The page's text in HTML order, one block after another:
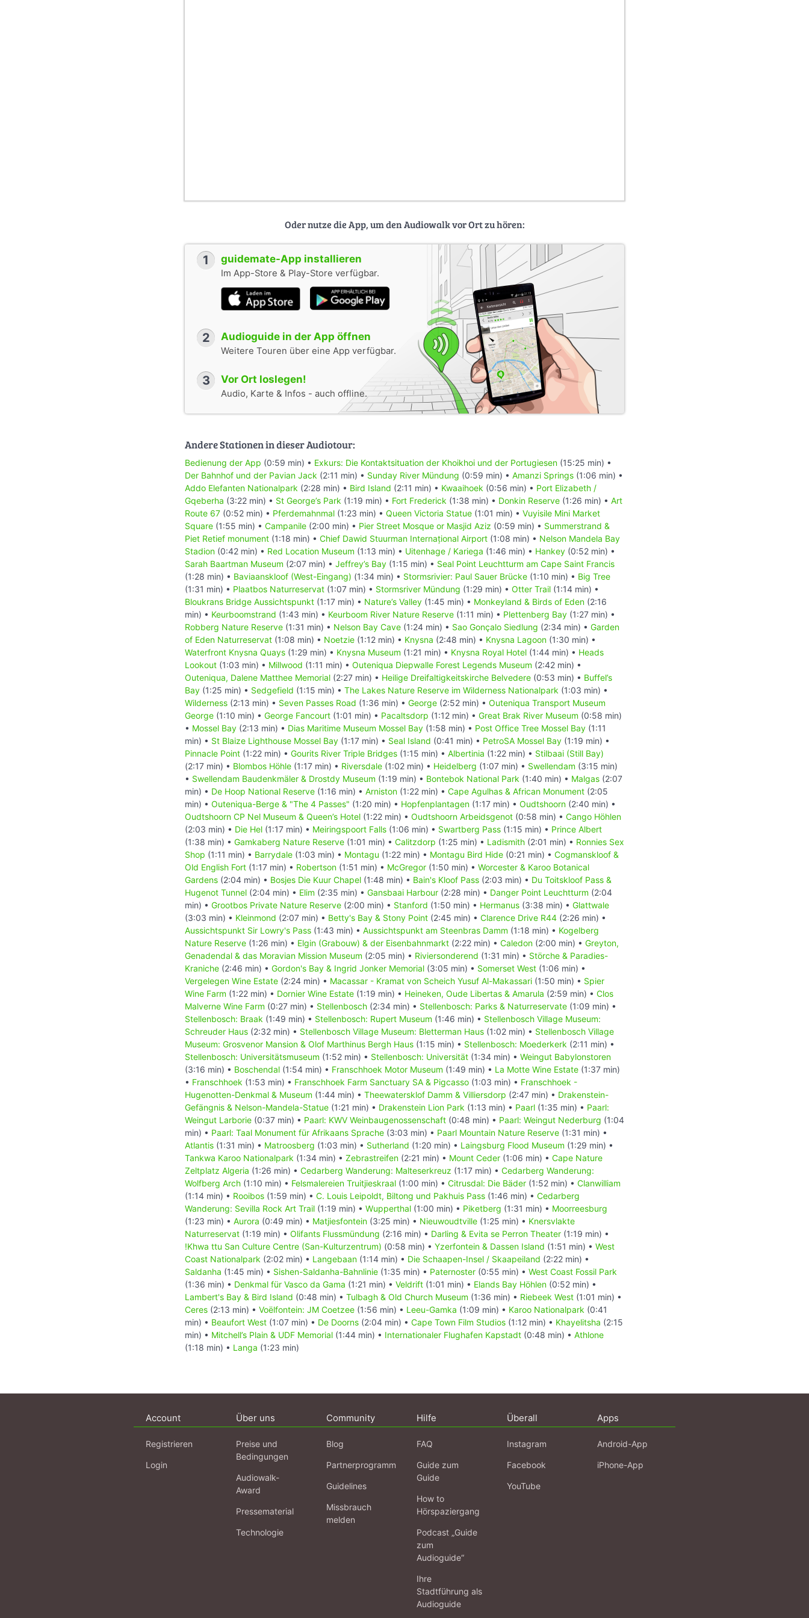
Oder nutze die App, um den Audiowalk vor Ort zu hören:
1 guidemate-App installieren
Im App-Store & Play-Store verfügbar.
2 Audioguide in der App öffnen
Weitere Touren über eine App verfügbar.
3 Vor Ort loslegen!
Audio, Karte & Infos - auch offline.
Andere Stationen in dieser Audiotour:
Bedienung der App (0:59 min) • Exkurs: Die Kontaktsituation der Khoikhoi und der Portugiesen (15:25 min) •
Der Bahnhof und der Pavian Jack (2:11 min) • Sunday River Mündung (0:59 min) • Amanzi Springs (1:06 min) •
Addo Elefanten Nationalpark (2:28 min) • Bird Island (2:11 min) • Kwaaihoek (0:56 min) • Port Elizabeth /
Gqeberha (3:22 min) • St George’s Park (1:19 min) • Fort Frederick (1:38 min) • Donkin Reserve (1:26 min) • Art
Route 67 (0:52 min) • Pferdemahnmal (1:23 min) • Queen Victoria Statue (1:01 min) • Vuyisile Mini Market
Square (1:55 min) • Campanile (2:00 min) • Pier Street Mosque or Masjid Aziz (0:59 min) • Summerstrand &
Piet Retief monument (1:18 min) • Chief Dawid Stuurman Internațional Airport (1:08 min) • Nelson Mandela Bay
Stadion (0:42 min) • Red Location Museum (1:13 min) • Uitenhage / Kariega (1:46 min) • Hankey (0:52 min) •
Sarah Baartman Museum (2:07 min) • Jeffrey’s Bay (1:15 min) • Seal Point Leuchtturm am Cape Saint Francis
(1:28 min) • Baviaanskloof (West-Eingang) (1:34 min) • Stormsrivier: Paul Sauer Brücke (1:10 min) • Big Tree
(1:31 min) • Plaatbos Naturreservat (1:07 min) • Stormsriver Mündung (1:29 min) • Otter Trail (1:14 min) •
Bloukrans Bridge Aussichtspunkt (1:17 min) • Nature’s Valley (1:45 min) • Monkeyland & Birds of Eden (2:16
min) • Keurboomstrand (1:43 min) • Keurboom River Nature Reserve (1:11 min) • Plettenberg Bay (1:27 min) •
Robberg Nature Reserve (1:31 min) • Nelson Bay Cave (1:24 min) • Sao Gonçalo Siedlung (2:34 min) • Garden
of Eden Naturreservat (1:08 min) • Noetzie (1:12 min) • Knysna (2:48 min) • Knysna Lagoon (1:30 min) •
Waterfront Knysna Quays (1:29 min) • Knysna Museum (1:21 min) • Knysna Royal Hotel (1:44 min) • Heads
Lookout (1:03 min) • Millwood (1:11 min) • Outeniqua Diepwalle Forest Legends Museum (2:42 min) •
Outeniqua, Dalene Matthee Memorial (2:27 min) • Heilige Dreifaltigkeitskirche Belvedere (0:53 min) • Buffel’s
Bay (1:25 min) • Sedgefield (1:15 min) • The Lakes Nature Reserve im Wilderness Nationalpark (1:03 min) •
Wilderness (2:13 min) • Seven Passes Road (1:36 min) • George (2:52 min) • Outeniqua Transport Museum
George (1:10 min) • George Fancourt (1:01 min) • Pacaltsdorp (1:12 min) • Great Brak River Museum (0:58 min)
• Mossel Bay (2:13 min) • Dias Maritime Museum Mossel Bay (1:58 min) • Post Office Tree Mossel Bay (1:11
min) • St Blaize Lighthouse Mossel Bay (1:17 min) • Seal Island (0:41 min) • PetroSA Mossel Bay (1:19 min) •
Pinnacle Point (1:22 min) • Gourits River Triple Bridges (1:15 min) • Albertinia (1:22 min) • Stilbaai (Still Bay)
(2:17 min) • Blombos Höhle (1:17 min) • Riversdale (1:02 min) • Heidelberg (1:07 min) • Swellendam (3:15 min)
• Swellendam Baudenkmäler & Drostdy Museum (1:19 min) • Bontebok National Park (1:40 min) • Malgas (2:07
min) • De Hoop National Reserve (1:16 min) • Arniston (1:22 min) • Cape Agulhas & African Monument (2:05
min) • Outeniqua-Berge & "The 4 Passes" (1:20 min) • Hopfenplantagen (1:17 min) • Oudtshoorn (2:40 min) •
Oudtshoorn CP Nel Museum & Queen’s Hotel (1:22 min) • Oudtshoorn Arbeidsgenot (0:58 min) • Cango Höhlen
(2:03 min) • Die Hel (1:17 min) • Meiringspoort Falls (1:06 min) • Swartberg Pass (1:15 min) • Prince Albert
(1:38 min) • Gamkaberg Nature Reserve (1:01 min) • Calitzdorp (1:25 min) • Ladismith (2:01 min) • Ronnies Sex
Shop (1:11 min) • Barrydale (1:03 min) • Montagu (1:22 min) • Montagu Bird Hide (0:21 min) • Cogmanskloof &
Old English Fort (1:17 min) • Robertson (1:51 min) • McGregor (1:50 min) • Worcester & Karoo Botanical
Gardens (2:04 min) • Bosjes Die Kuur Chapel (1:48 min) • Bain's Kloof Pass (2:03 min) • Du Toitskloof Pass &
Hugenot Tunnel (2:04 min) • Elim (2:35 min) • Gansbaai Harbour (2:28 min) • Danger Point Leuchtturm (2:04
min) • Grootbos Private Nature Reserve (2:00 min) • Stanford (1:50 min) • Hermanus (3:38 min) • Glattwale
(3:03 min) • Kleinmond (2:07 min) • Betty's Bay & Stony Point (2:45 min) • Clarence Drive R44 (2:26 min) •
Aussichtspunkt Sir Lowry's Pass (1:43 min) • Aussichtspunkt am Steenbras Damm (1:18 min) • Kogelberg
Nature Reserve (1:26 min) • Elgin (Grabouw) & der Eisenbahnmarkt (2:22 min) • Caledon (2:00 min) • Greyton,
Genadendal & das Moravian Mission Museum (2:05 min) • Riviersonderend (1:31 min) • Störche & Paradies-
Kraniche (2:46 min) • Gordon's Bay & Ingrid Jonker Memorial (3:05 min) • Somerset West (1:06 min) •
Vergelegen Wine Estate (2:24 min) • Macassar - Kramat von Scheich Yusuf Al-Makassari (1:50 min) • Spier
Wine Farm (1:22 min) • Dornier Wine Estate (1:19 min) • Heineken, Oude Libertas & Amarula (2:59 min) • Clos
Malverne Wine Farm (0:27 min) • Stellenbosch (2:34 min) • Stellenbosch: Parks & Naturreservate (1:09 min) •
Stellenbosch: Braak (1:49 min) • Stellenbosch: Rupert Museum (1:46 min) • Stellenbosch Village Museum:
Schreuder Haus (2:32 min) • Stellenbosch Village Museum: Bletterman Haus (1:02 min) • Stellenbosch Village
Museum: Grosvenor Mansion & Olof Marthinus Bergh Haus (1:15 min) • Stellenbosch: Moederkerk (2:11 min) •
Stellenbosch: Universitätsmuseum (1:52 min) • Stellenbosch: Universität (1:34 min) • Weingut Babylonstoren
(3:16 min) • Boschendal (1:54 min) • Franschhoek Motor Museum (1:49 min) • La Motte Wine Estate (1:37 min)
• Franschhoek (1:53 min) • Franschhoek Farm Sanctuary SA & Pigcasso (1:03 min) • Franschhoek -
Hugenotten-Denkmal & Museum (1:44 min) • Theewatersklof Damm & Villiersdorp (2:47 min) • Drakenstein-
Gefängnis & Nelson-Mandela-Statue (1:21 min) • Drakenstein Lion Park (1:13 min) • Paarl (1:35 min) • Paarl:
Weingut Larborie (0:37 min) • Paarl: KWV Weinbaugenossenschaft (0:48 min) • Paarl: Weingut Nederburg (1:04
min) • Paarl: Taal Monument für Afrikaans Sprache (3:03 min) • Paarl Mountain Nature Reserve (1:31 min) •
Atlantis (1:31 min) • Matroosberg (1:03 min) • Sutherland (1:20 min) • Laingsburg Flood Museum (1:29 min) •
Tankwa Karoo Nationalpark (1:34 min) • Zebrastreifen (2:21 min) • Mount Ceder (1:06 min) • Cape Nature
Zeltplatz Algeria (1:26 min) • Cedarberg Wanderung: Malteserkreuz (1:17 min) • Cedarberg Wanderung:
Wolfberg Arch (1:10 min) • Felsmalereien Truitjieskraal (1:00 min) • Citrusdal: Die Bäder (1:52 min) • Clanwilliam
(1:14 min) • Rooibos (1:59 min) • C. Louis Leipoldt, Biltong und Pakhuis Pass (1:46 min) • Cedarberg
Wanderung: Sevilla Rock Art Trail (1:19 min) • Wupperthal (1:00 min) • Piketberg (1:31 min) • Moorreesburg
(1:23 min) • Aurora (0:49 min) • Matjiesfontein (3:25 min) • Nieuwoudtville (1:25 min) • Knersvlakte
Naturreservat (1:19 min) • Olifants Flussmündung (2:16 min) • Darling & Evita se Perron Theater (1:19 min) •
!Khwa ttu San Culture Centre (San-Kulturzentrum) (0:58 min) • Yzerfontein & Dassen Island (1:51 min) • West
Coast Nationalpark (2:02 min) • Langebaan (1:14 min) • Die Schaapen-Insel / Skaapeiland (2:22 min) •
Saldanha (1:45 min) • Sishen-Saldanha-Bahnlinie (1:35 min) • Paternoster (0:55 min) • West Coast Fossil Park
(1:36 min) • Denkmal für Vasco da Gama (1:21 min) • Veldrift (1:01 min) • Elands Bay Höhlen (0:52 min) •
Lambert's Bay & Bird Island (0:48 min) • Tulbagh & Old Church Museum (1:36 min) • Riebeek West (1:01 min) •
Ceres (2:13 min) • Voëlfontein: JM Coetzee (1:56 min) • Leeu-Gamka (1:09 min) • Karoo Nationalpark (0:41
min) • Beaufort West (1:07 min) • De Doorns (2:04 min) • Cape Town Film Studios (1:12 min) • Khayelitsha (2:15
min) • Mitchell’s Plain & UDF Memorial (1:44 min) • Internationaler Flughafen Kapstadt (0:48 min) • Athlone
(1:18 min) • Langa (1:23 min)
Account
Registrieren
Login
Über uns
Preise und
Bedingungen
Audiowalk-
Award
Pressematerial
Technologie
Community
Blog
Partnerprogramm
Guidelines
Missbrauch
melden
Hilfe
FAQ
Guide zum
Guide
How to
Hörspaziergang
Podcast „Guide
zum
Audioguide“
Ihre
Stadtführung als
Audioguide
Überall
Instagram
Facebook
YouTube
Apps
Android-App
iPhone-App